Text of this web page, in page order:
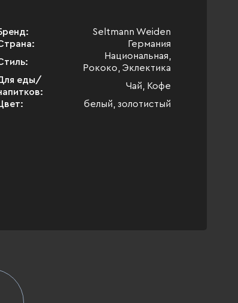
Seltmann Weiden
Германия
Национальная,
Рококо, Эклектика
еды/
Чай, Кофе
белый, золотистый